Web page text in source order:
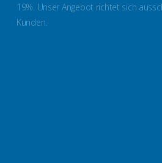
19%. Unser Angebot richtet sich
Kunden.